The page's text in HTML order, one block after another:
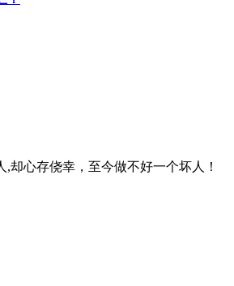
,却心存侥幸，至今做不好一个坏人！